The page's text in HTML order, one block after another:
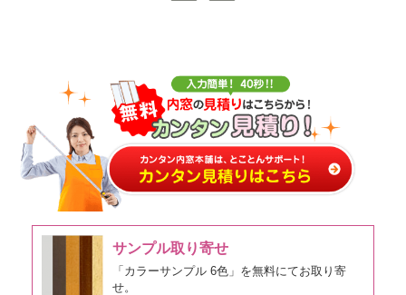
サンプル取り寄せ
「カラーサンプル 6色」を無料にてお取り寄
せ。